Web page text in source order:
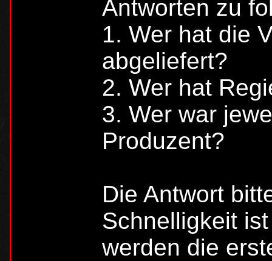
Antworten zu
1. Wer hat die
abgeliefert?
2. Wer hat
3. Wer war
Produzent?
Die Antwort
Schnelligkeit
werden die